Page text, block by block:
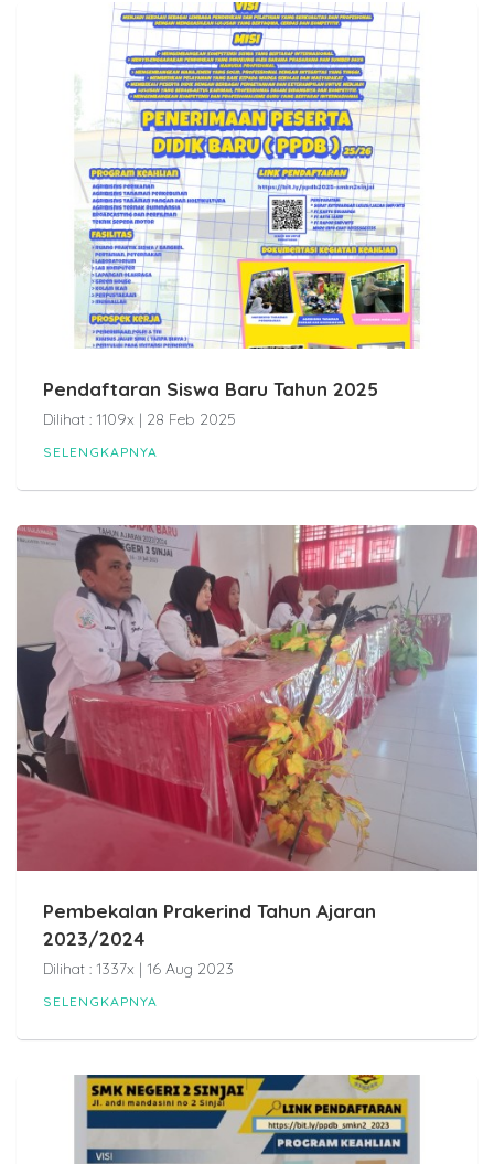
Pendaftaran Siswa Baru Tahun 2025
Dilihat : 1109x | 28 Feb 2025
SELENGKAPNYA
Pembekalan Prakerind Tahun Ajaran
2023/2024
Dilihat : 1337x | 16 Aug 2023
SELENGKAPNYA